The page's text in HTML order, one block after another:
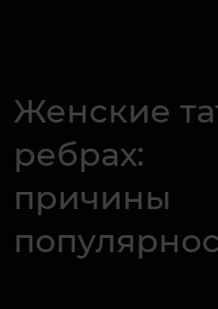
Женские
ребрах:
причины